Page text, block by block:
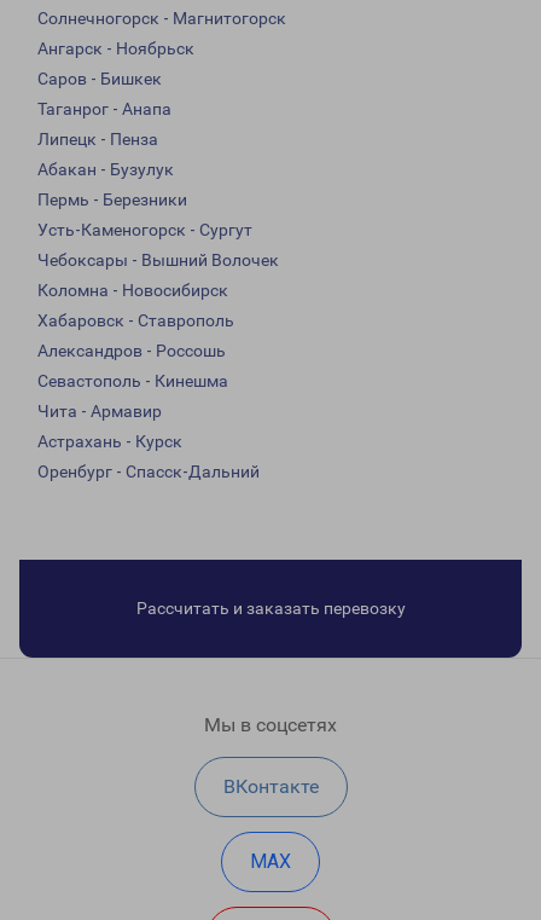
Солнечногорск - Магнитогорск
Ангарск - Ноябрьск
Саров - Бишкек
Таганрог - Анапа
Липецк - Пенза
Абакан - Бузулук
Пермь - Березники
Усть-Каменогорск - Сургут
Чебоксары - Вышний Волочек
Коломна - Новосибирск
Хабаровск - Ставрополь
Александров - Россошь
Севастополь - Кинешма
Чита - Армавир
Астрахань - Курск
Оренбург - Спасск-Дальний
Рассчитать и заказать перевозку
Мы в соцсетях
ВКонтакте
MAX